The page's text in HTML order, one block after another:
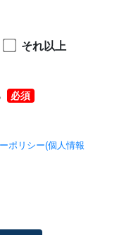
それ以上
必須
ポリシー(個人情報